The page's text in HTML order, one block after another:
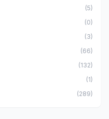
(5)
(0)
(3)
(66)
(132)
(1)
(289)